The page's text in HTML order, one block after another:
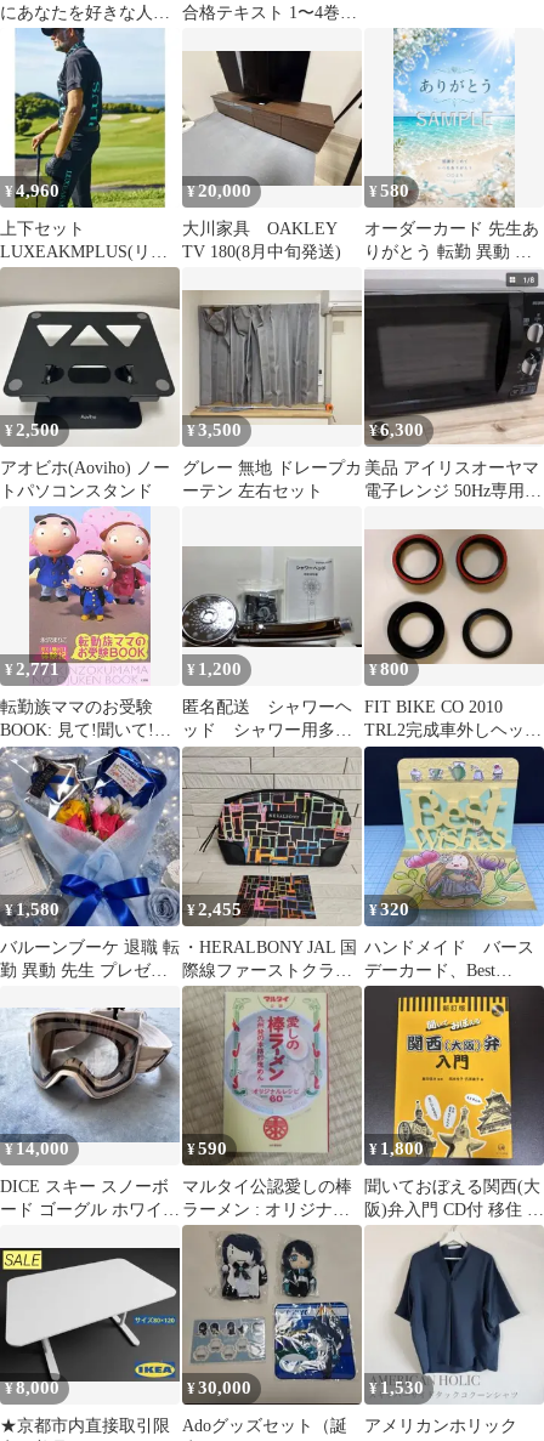
にあなたを好きな人が
います 転勤先は美女だ
けの営業所！？ / 波瀾
紡 / ＫＡＤＯＫＡＷＡ
合格テキスト 1〜4巻セ
¥4,960
上下セット
LUXEAKMPLUS(リュ
クスエイケイエムプラ
ス)ゴルフウェア
¥20,000
大川家具 OAKLEY
TV 180(8月中旬発送)
¥580
オーダーカード 先生あ
りがとう 転勤 異動 お
礼に オーダー可能
¥2,500
アオビホ(Aoviho) ノー
トパソコンスタンド
¥3,500
グレー 無地 ドレープカ
ーテン 左右セット
¥6,300
美品 アイリスオーヤマ
電子レンジ 50Hz専用
¥2,771
転勤族ママのお受験
BOOK: 見て!聞いて!体
験記
¥ 1,200
匿名配送 シャワーヘ
ッド シャワー用多機
能アイテム 箱以外を
お送りします
¥800
FIT BIKE CO 2010
TRL2完成車外しヘッド
パーツ一式
¥1,580
バルーンブーケ 退職 転
勤 異動 先生 プレゼン
生日
¥2,455
・HERALBONY JAL 国
際線ファーストクラス
ポーチ 未使用
¥320
ハンドメイド バース
デーカード、Best
Wishes③
¥14,000
DICE スキー スノーボ
ード ゴーグル ホワイト
¥590
マルタイ公認愛しの棒
ラーメン : オリジナル
レシピ60 : 九州発の本
格即席めん
¥ 1,800
聞いておぼえる関西(大
阪)弁入門 CD付 移住 引
越し 兵庫 和歌山 奈良
¥8,000
★京都市内直接取引限
¥30,000
Adoグッズセット（誕
¥ 1,530
アメリカンホリック